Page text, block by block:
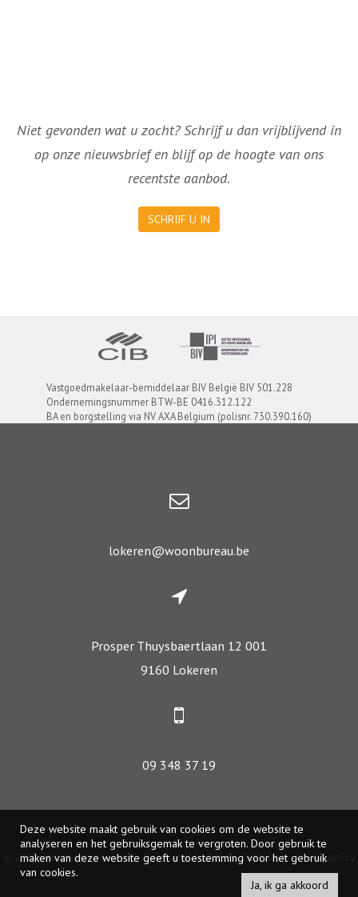
Niet gevonden wat u zocht? Schrijf u dan vrijblijvend in
op onze nieuwsbrief en blijf op de hoogte van ons
recentste aanbod.
SCHRIJF U IN
Vastgoedmakelaar-bemiddelaar BIV België BIV 501.228
Ondernemingsnummer BTW-BE 0416.312.122
BA en borgstelling via NV AXA Belgium (polisnr. 730.390.160)
lokeren@woonbureau.be
Prosper Thuysbaertlaan 12 001
9160 Lokeren
09 348 37 19
© 2026 - Woonbureau Lokeren - Developed by Zabun-Disclaimer -Privacy policy
Deze website maakt gebruik van cookies om de website te
analyseren en het gebruiksgemak te vergroten. Door gebruik te
maken van deze website geeft u toestemming voor het gebruik
van cookies.
Ja, ik ga akkoord